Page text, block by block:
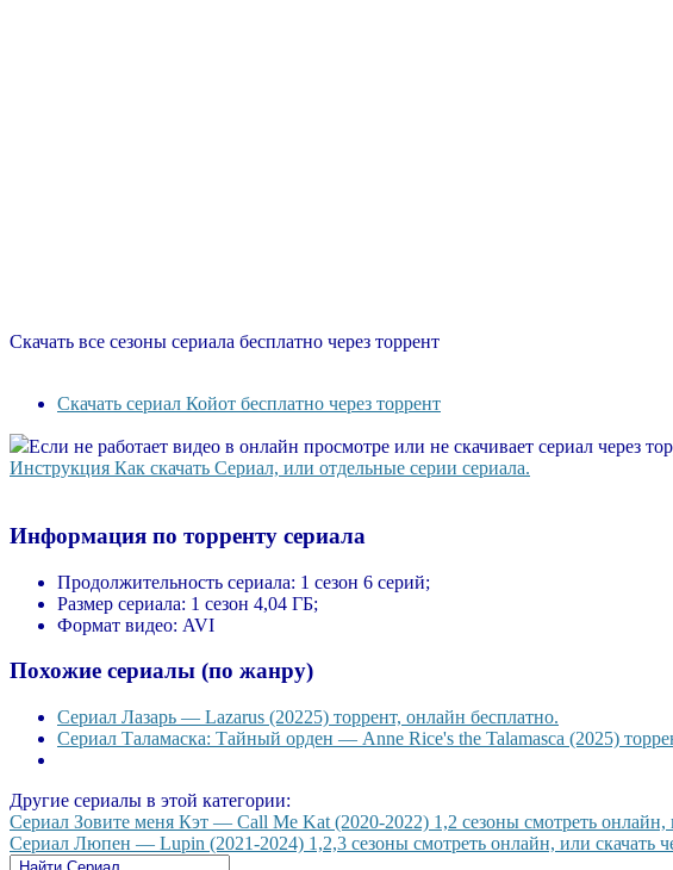
Скачать все сезоны сериала бесплатно через торрент
Скачать сериал Койот бесплатно через торрент
Если не работает видео в онлайн просмотре или не скачивает сериал через
Инструкция Как скачать Сериал, или отдельные серии сериала.
Информация по торренту сериала
Продолжительность сериала: 1 сезон 6 серий;
Размер сериала: 1 сезон 4,04 ГБ;
Формат видео: AVI
Похожие сериалы (по жанру)
Сериал Лазарь — Lazarus (20225) торрент, онлайн бесплатно.
Сериал Таламаска: Тайный орден — Anne Rice's the Talamasca (2025)
Другие сериалы в этой категории:
Сериал Зовите меня Кэт — Call Me Kat (2020-2022) 1,2 сезоны смотреть онлайн,
Сериал Люпен — Lupin (2021-2024) 1,2,3 сезоны смотреть онлайн, или скачать